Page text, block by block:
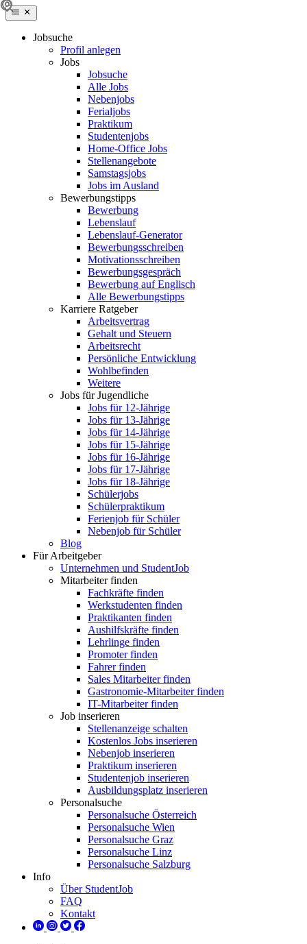
Jobsuche
Profil anlegen
Jobs
Jobsuche
Alle Jobs
Nebenjobs
Ferialjobs
Praktikum
Studentenjobs
Home-Office Jobs
Stellenangebote
Samstagsjobs
Jobs im Ausland
Bewerbungstipps
Bewerbung
Lebenslauf
Lebenslauf-Generator
Bewerbungsschreiben
Motivationsschreiben
Bewerbungsgespräch
Bewerbung auf Englisch
Alle Bewerbungstipps
Karriere Ratgeber
Arbeitsvertrag
Gehalt und Steuern
Arbeitsrecht
Persönliche Entwicklung
Wohlbefinden
Weitere
Jobs für Jugendliche
Jobs für 12-Jährige
Jobs für 13-Jährige
Jobs für 14-Jährige
Jobs für 15-Jährige
Jobs für 16-Jährige
Jobs für 17-Jährige
Jobs für 18-Jährige
Schülerjobs
Schülerpraktikum
Ferienjob für Schüler
Nebenjob für Schüler
Blog
Für Arbeitgeber
Unternehmen und StudentJob
Mitarbeiter finden
Fachkräfte finden
Werkstudenten finden
Praktikanten finden
Aushilfskräfte finden
Lehrlinge finden
Promoter finden
Fahrer finden
Sales Mitarbeiter finden
Gastronomie-Mitarbeiter finden
IT-Mitarbeiter finden
Job inserieren
Stellenanzeige schalten
Kostenlos Jobs inserieren
Nebenjob inserieren
Praktikum inserieren
Studentenjob inserieren
Ausbildungsplatz inserieren
Personalsuche
Personalsuche Österreich
Personalsuche Wien
Personalsuche Graz
Personalsuche Linz
Personalsuche Salzburg
Info
Über StudentJob
FAQ
Kontakt